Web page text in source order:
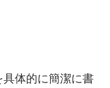
体的に簡潔に書